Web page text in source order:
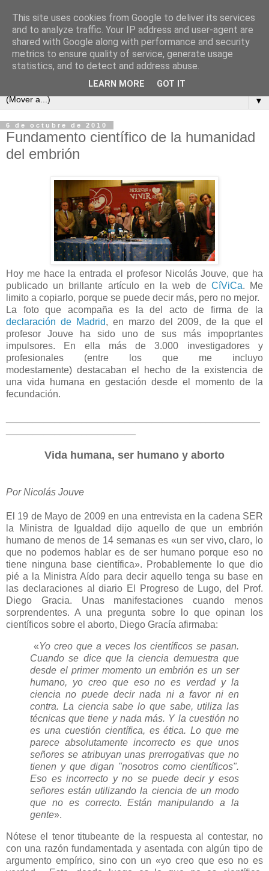
▼
6 de octubre de 2010
Fundamento científico de la humanidad
del embrión
Hoy me hace la entrada el profesor Nicolás Jouve, que ha
publicado un brillante artículo en la web de CíViCa. Me
limito a copiarlo, porque se puede decir más, pero no mejor.
La foto que acompaña es la del acto de firma de la
declaración de Madrid, en marzo del 2009, de la que el
profesor Jouve ha sido uno de sus más impoprtantes
impulsores. En ella más de 3.000 investigadores y
profesionales (entre los que me incluyo
modestamente) destacaban el hecho de la existencia de
una vida humana en gestación desde el momento de la
fecundación.
Vida humana, ser humano y aborto
Por Nicolás Jouve
El 19 de Mayo de 2009 en una entrevista en la cadena SER
la Ministra de Igualdad dijo aquello de que un embrión
humano de menos de 14 semanas es «un ser vivo, claro, lo
que no podemos hablar es de ser humano porque eso no
tiene ninguna base científica». Probablemente lo que dio
pié a la Ministra Aído para decir aquello tenga su base en
las declaraciones al diario El Progreso de Lugo, del Prof.
Diego Gracia. Unas manifestaciones cuando menos
sorprendentes. A una pregunta sobre lo que opinan los
científicos sobre el aborto, Diego Gracía afirmaba:
«Yo creo que a veces los científicos se pasan.
Cuando se dice que la ciencia demuestra que
desde el primer momento un embrión es un ser
humano, yo creo que eso no es verdad y la
ciencia no puede decir nada ni a favor ni en
contra. La ciencia sabe lo que sabe, utiliza las
técnicas que tiene y nada más. Y la cuestión no
es una cuestión científica, es ética. Lo que me
parece absolutamente incorrecto es que unos
señores se atribuyan unas prerrogativas que no
tienen y que digan "nosotros como científicos".
Eso es incorrecto y no se puede decir y esos
señores están utilizando la ciencia de un modo
que no es correcto. Están manipulando a la
gente».
Nótese el tenor titubeante de la respuesta al contestar, no
con una razón fundamentada y asentada con algún tipo de
argumento empírico, sino con un «yo creo que eso no es
This site uses cookies from Google to deliver its services
and to analyze traffic. Your IP address and user-agent are
shared with Google along with performance and security
metrics to ensure quality of service, generate usage
statistics, and to detect and address abuse.
LEARN MORE GOT IT